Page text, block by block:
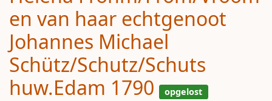
en van haar echtgenoot
Johannes Michael
Schütz/Schutz/Schuts
huw.Edam 1790